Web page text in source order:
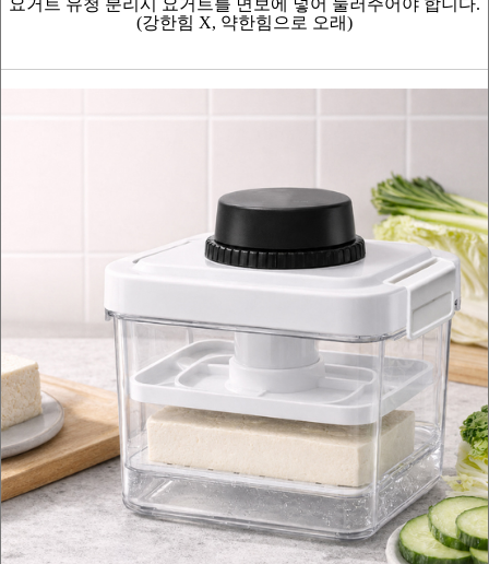
(강한힘 X, 약한힘으로 오래)